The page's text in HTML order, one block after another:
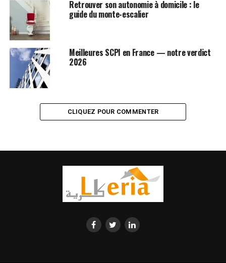
Retrouver son autonomie à domicile : le
guide du monte-escalier
Meilleures SCPI en France — notre verdict
2026
CLIQUEZ POUR COMMENTER